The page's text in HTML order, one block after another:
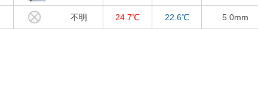
不明 24.7℃ 22.6℃ 5.0mm